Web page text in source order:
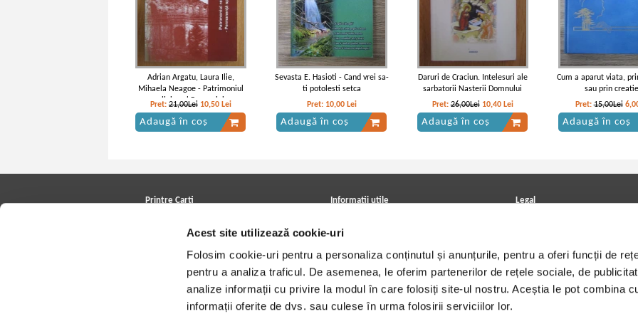
Acest site utilizează cookie-uri
Folosim cookie-uri pentru a personaliza conținutul și anunțurile, pentru a oferi funcții de
pentru a analiza traficul. De asemenea, le oferim partenerilor de rețele sociale, de
analize informații cu privire la modul în care folosiți site-ul nostru. Aceștia le pot combina
informații oferite de dvs. sau culese în urma folosirii serviciilor lor.
Adrian Argatu, Laura Ilie,
Mihaela Neagoe - Patrimoniul
religios al Romaniei.
Permanenta spirituala
europeana
Pret: 21,00Lei 10,50 Lei
Adaugă în coș
Sevasta E. Hasioti - Cand vrei sa-
ti potolesti setca
Pret: 10,00 Lei
Adaugă în coș
Daruri de Craciun. Intelesuri ale
sarbatorii Nasterii Domnului
Pret:26,00Lei 10,40 Lei
Adaugă în coș
Cum a aparut viata,
sau prin
Pret:15,00Lei
Adaugă în coș
Printre Carti
Cele mai căutate cărți
Blog Printre Carti
Cărţi sub 5 lei
Cărţi sub 8 lei
Informatii utile
Achizitii viniluri, casete, CD/DVD
Cum cumpar?
Politica de livrare
Retur comenzi
Angajari - Cariere
Legal
Termeni si conditii
Utilizare cookie-uri